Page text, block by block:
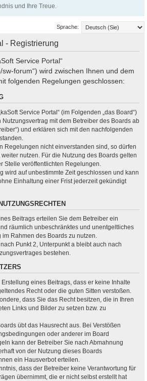
und Ihre Treue.
Sprache:
- Registrierung
Service Portal“
sw-forum“) wird zwischen Ihnen und dem
folgenden Regelungen geschlossen:
Service Portal“ (im Folgenden „das Board“)
mit dem Betreiber des Boards ab
und erklären sich mit den nachfolgenden
Regelungen nicht einverstanden sind, so dürfen
nutzen. Für die Nutzung des Boards gelten
Stelle veröffentlichten Regelungen.
wird auf unbestimmte Zeit geschlossen und kann
Einhaltung einer Frist jederzeit gekündigt
Beitrags erteilen Sie dem Betreiber ein
räumlich unbeschränktes und unentgeltliches
im Rahmen des Boards zu nutzen.
Punkt 2, Unterpunkt a bleibt auch nach
bestehen.
eines Beitrags, dass er keine Inhalte
Recht oder die guten Sitten verstoßen.
dass Sie das Recht besitzen, die in Ihren
Links und Bilder zu setzen bzw. zu
übt das Hausrecht aus. Bei Verstößen
oder anderer im Board
kann der Betreiber Sie nach Abmahnung
von der Nutzung dieses Boards
ein Hausverbot erteilen.
dass der Betreiber keine Verantwortung für
übernimmt, die er nicht selbst erstellt hat